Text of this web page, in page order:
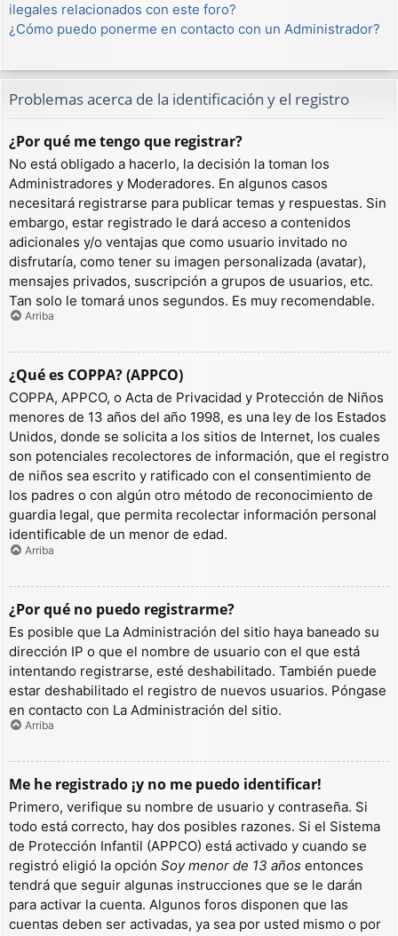
ilegales relacionados con este foro?
¿Cómo puedo ponerme en contacto con un Administrador?
Problemas acerca de la identificación y el registro
¿Por qué me tengo que registrar?
No está obligado a hacerlo, la decisión la toman los
Administradores y Moderadores. En algunos casos
necesitará registrarse para publicar temas y respuestas. Sin
embargo, estar registrado le dará acceso a contenidos
adicionales y/o ventajas que como usuario invitado no
disfrutaría, como tener su imagen personalizada (avatar),
mensajes privados, suscripción a grupos de usuarios, etc.
Tan solo le tomará unos segundos. Es muy recomendable.
Arriba
¿Qué es COPPA? (APPCO)
COPPA, APPCO, o Acta de Privacidad y Protección de Niños
menores de 13 años del año 1998, es una ley de los Estados
Unidos, donde se solicita a los sitios de Internet, los cuales
son potenciales recolectores de información, que el registro
de niños sea escrito y ratificado con el consentimiento de
los padres o con algún otro método de reconocimiento de
guardia legal, que permita recolectar información personal
identificable de un menor de edad.
Arriba
¿Por qué no puedo registrarme?
Es posible que La Administración del sitio haya baneado su
dirección IP o que el nombre de usuario con el que está
intentando registrarse, esté deshabilitado. También puede
estar deshabilitado el registro de nuevos usuarios. Póngase
en contacto con La Administración del sitio.
Arriba
Me he registrado ¡y no me puedo identificar!
Primero, verifique su nombre de usuario y contraseña. Si
todo está correcto, hay dos posibles razones. Si el Sistema
de Protección Infantil (APPCO) está activado y cuando se
registró eligió la opción Soy menor de 13 años entonces
tendrá que seguir algunas instrucciones que se le darán
para activar la cuenta. Algunos foros disponen que las
cuentas deben ser activadas, ya sea por usted mismo o por